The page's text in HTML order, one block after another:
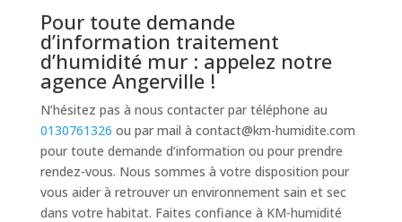
Pour toute demande
d’information traitement
d’humidité mur : appelez notre
agence Angerville !
N’hésitez pas à nous contacter par téléphone au
0130761326 ou par mail à contact@km-humidite.com
pour toute demande d’information ou pour prendre
rendez-vous. Nous sommes à votre disposition pour
vous aider à retrouver un environnement sain et sec
dans votre habitat. Faites confiance à KM-humidité